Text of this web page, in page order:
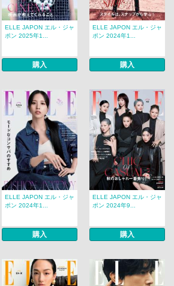
ELLE JAPON エル・ジャ
ポン 2025年1...
購入
ELLE JAPON エル・ジャ
ポン 2024年1...
購入
ELLE JAPON エル・ジャ
ポン 2024年1...
購入
ELLE JAPON エル・ジャ
ポン 2024年9...
購入